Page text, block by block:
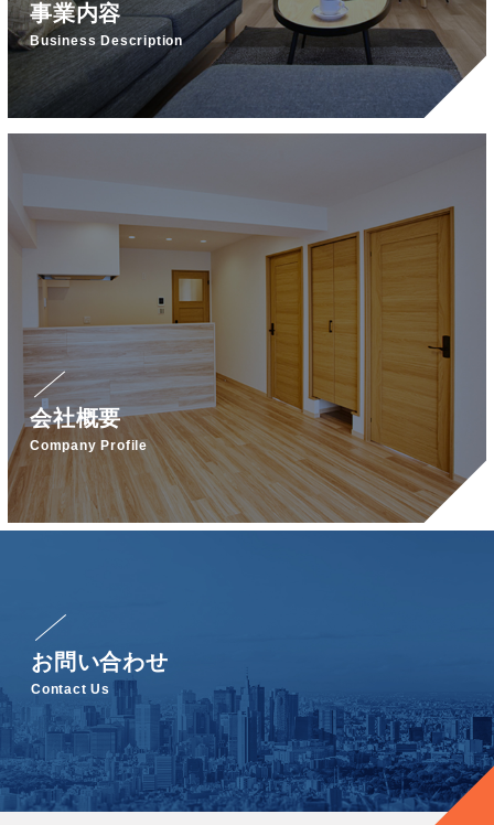
事業内容
Business Description
会社概要
Company Profile
お問い合わせ
Contact Us